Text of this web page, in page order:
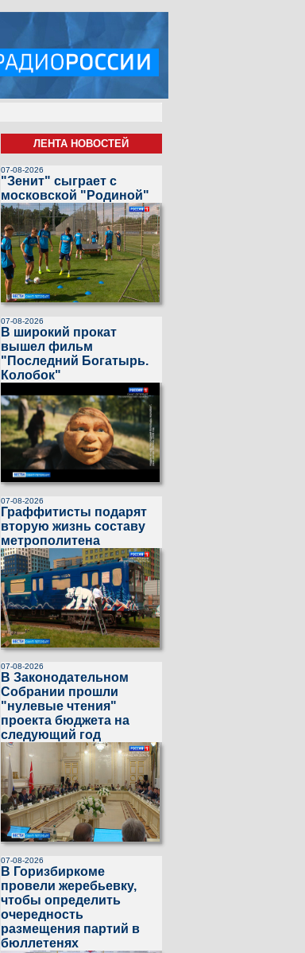
ЛЕНТА НОВОСТЕЙ
07-08-2026
"Зенит" сыграет с
московской "Родиной"
07-08-2026
В широкий прокат
вышел фильм
"Последний Богатырь.
Колобок"
07-08-2026
Граффитисты подарят
вторую жизнь составу
метрополитена
07-08-2026
В Законодательном
Cобрании прошли
"нулевые чтения"
проекта бюджета на
следующий год
07-08-2026
В Горизбиркоме
провели жеребьевку,
чтобы определить
очередность
размещения партий в
бюллетенях